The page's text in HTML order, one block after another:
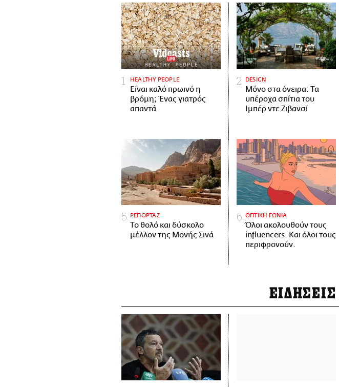
HEALTHY PEOPLE
Είναι καλό πρωινό η
βρόμη; Ένας γιατρός
απαντά
DESIGN
Μόνο στα όνειρα: Τα
υπέροχα σπίτια του
Ιμπέρ ντε Ζιβανσί
ΡΕΠΟΡΤΑΖ
Το θολό και δύσκολο
μέλλον της Μονής Σινά
ΟΠΤΙΚΗ ΓΩΝΙΑ
Όλοι ακολουθούν τους
influencers. Και όλοι τους
περιφρονούν.
ΕΙΔΗΣΕΙΣ